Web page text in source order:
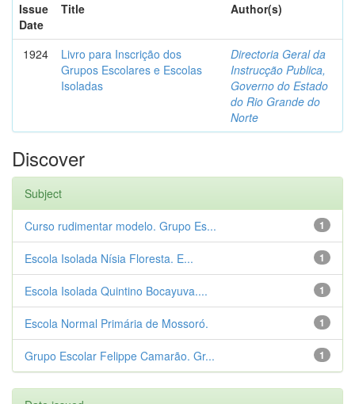
Issue
Date
Title Author(s)
1924
Livro para Inscrição dos
Grupos Escolares e Escolas
Isoladas
Directoria Geral da
Instrucção Publica,
Governo do Estado
do Rio Grande do
Norte
Discover
Subject
1
Curso rudimentar modelo. Grupo Es...
1
Escola Isolada Nísia Floresta. E...
1
Escola Isolada Quintino Bocayuva....
1
Escola Normal Primária de Mossoró.
1
Grupo Escolar Felippe Camarão. Gr...